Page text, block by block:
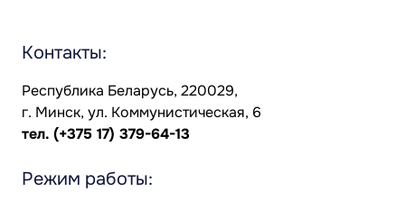
Контакты:
Республика Беларусь, 220029,
г. Минск, ул. Коммунистическая, 6
тел. (+375 17) 379-64-13
Режим работы: